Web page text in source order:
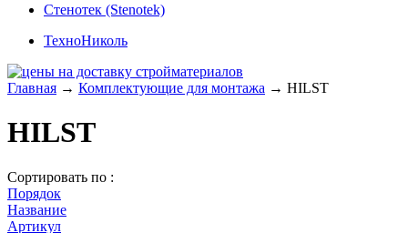
Стенотек (Stenotek)
ТехноНиколь
Главная → Комплектующие для монтажа → HILST
HILST
Сортировать по :
Порядок
Название
Артикул